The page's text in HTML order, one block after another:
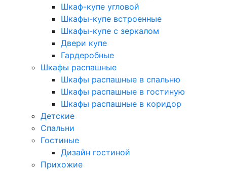
Шкаф-купе угловой
Шкафы-купе встроенные
Шкафы-купе с зеркалом
Двери купе
Гардеробные
Шкафы распашные
Шкафы распашные в спальню
Шкафы распашные в гостиную
Шкафы распашные в коридор
Детские
Спальни
Гостиные
Дизайн гостиной
Прихожие